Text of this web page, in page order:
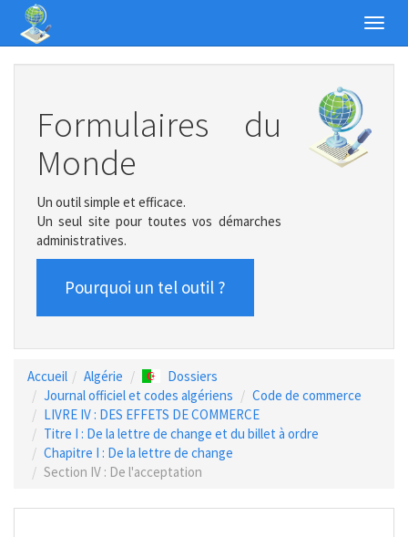
Formulaires du
Monde
Un outil simple et efficace.
Un seul site pour toutes vos démarches
administratives.
Pourquoi un tel outil ?
Accueil Algérie
Dossiers
Journal officiel et codes algériens
Code de commerce
LIVRE IV : DES EFFETS DE COMMERCE
Titre I : De la lettre de change et du billet à ordre
Chapitre I : De la lettre de change
Section IV : De l'acceptation